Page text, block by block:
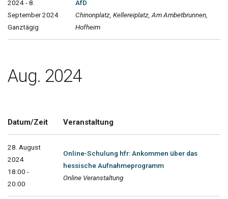
2024 - 8.
September 2024
Ganztägig
AfD
Chinonplatz, Kellereiplatz, Am Ambetbrunnen,
Hofheim
Aug. 2024
Datum/Zeit Veranstaltung
28. August
2024
18:00 -
20:00
Online-Schulung hfr: Ankommen über das
hessische Aufnahmeprogramm
Online Veranstaltung